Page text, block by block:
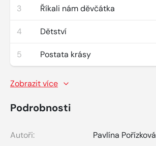
3 Říkali nám děvčátka
4 Dětství
5 Postata krásy
Zobrazit více
Podrobnosti
Autoři:
Pavlína Pořízková